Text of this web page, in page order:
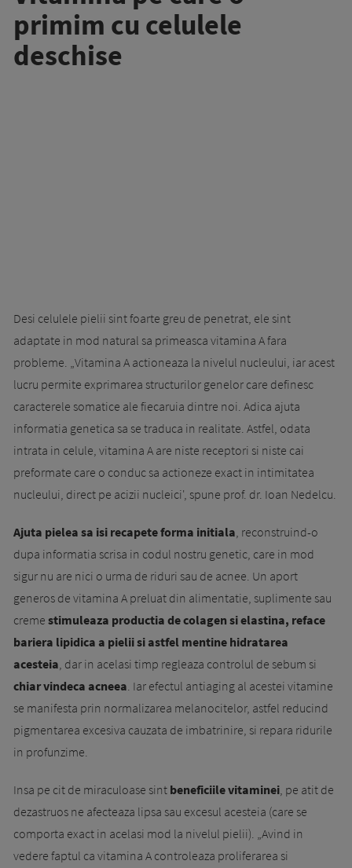
primim cu celulele
deschise
Desi celulele pielii sint foarte greu de penetrat, ele sint
adaptate in mod na­tural sa primeasca vitamina A fara
probleme. „Vitamina A actioneaza la nivelul nucleului, iar acest
lucru permite exprimarea structurilor genelor care definesc
caracterele somatice ale fiecaruia dintre noi. Adica ajuta
informatia genetica sa se traduca in realitate. Astfel, odata
intrata in celule, vitamina A are niste receptori si niste cai
preformate care o conduc sa actioneze exact in intimitatea
nucleului, direct pe acizii nucleici', spune prof. dr. Ioan Nedelcu.
Ajuta pielea sa isi recapete forma initiala , reconstruind-o
dupa informatia scrisa in codul nostru genetic, care in mod
sigur nu are nici o urma de riduri sau de acnee. Un aport
generos de vitamina A preluat din alimentatie, suplimente sau
creme stimuleaza productia de colagen si elastina, reface
bariera lipidica a pielii si astfel mentine hidratarea
acesteia , dar in acelasi timp regleaza controlul de sebum si
chiar vindeca acneea . Iar efectul antiaging al acestei vitamine
se manifesta prin normalizarea melanocitelor, astfel reducind
pigmentarea excesiva cauzata de imbatrinire, si repara ridurile
in profunzime.
Insa pe cit de miraculoase sint beneficiile vitaminei , pe atit de
dezastruos ne afecteaza lipsa sau excesul acesteia (care se
comporta exact in acelasi mod la nivelul pielii). „Avind in
vedere faptul ca vitamina A controleaza proliferarea si